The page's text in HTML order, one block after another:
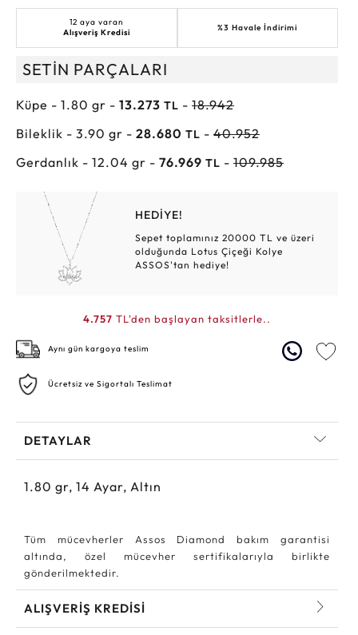
12 aya varan
Alışveriş Kredisi
%3 Havale İndirimi
SETİN PARÇALARI
Küpe - 1.80 gr - 13.273 TL - 18.942
Bileklik - 3.90 gr - 28.680 TL - 40.952
Gerdanlık - 12.04 gr - 76.969 TL - 109.985
HEDİYE!
Sepet toplamınız 20000 TL ve üzeri
olduğunda Lotus Çiçeği Kolye
ASSOS'tan hediye!
4.757 TL'den başlayan taksitlerle..
Aynı gün kargoya teslim
Ücretsiz ve Sigortalı Teslimat
DETAYLAR
1.80 gr, 14 Ayar, Altın
Tüm mücevherler Assos Diamond bakım garantisi
altında, özel mücevher sertifikalarıyla birlikte
gönderilmektedir.
ALIŞVERİŞ KREDİSİ